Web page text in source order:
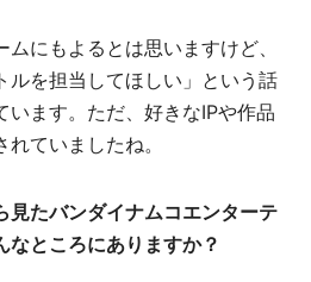
にもよるとは思いますけど、
ルを担当してほしい」という話
います。ただ、好きなIPや作品
ていましたね。
たバンダイナムコエンターテ
なところにありますか？